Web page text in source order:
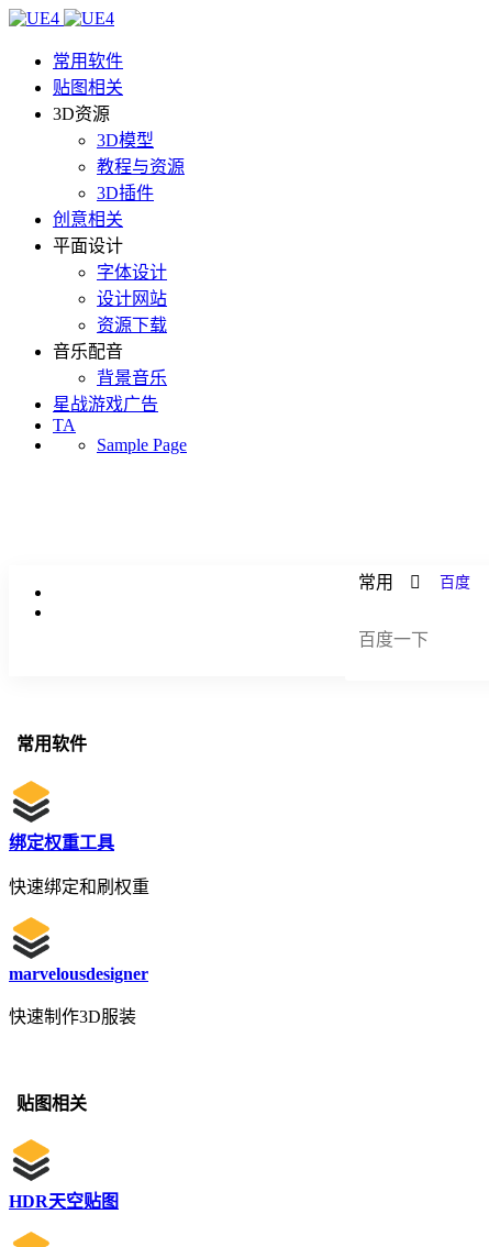
常用软件
贴图相关
3D资源
3D模型
教程与资源
3D插件
创意相关
平面设计
字体设计
设计网站
资源下载
音乐配音
背景音乐
星战游戏广告
TA
Sample Page
常用 百度
常用软件
绑定权重工具
快速绑定和刷权重
marvelousdesigner
快速制作3D服装
贴图相关
HDR天空贴图